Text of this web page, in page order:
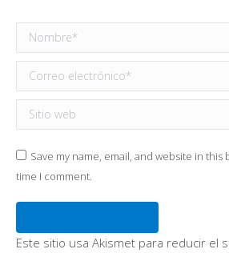
Nombre *
Correo electrónico *
Sitio web
Save my name, email, and website in
time I comment.
Este sitio usa Akismet para reducir el